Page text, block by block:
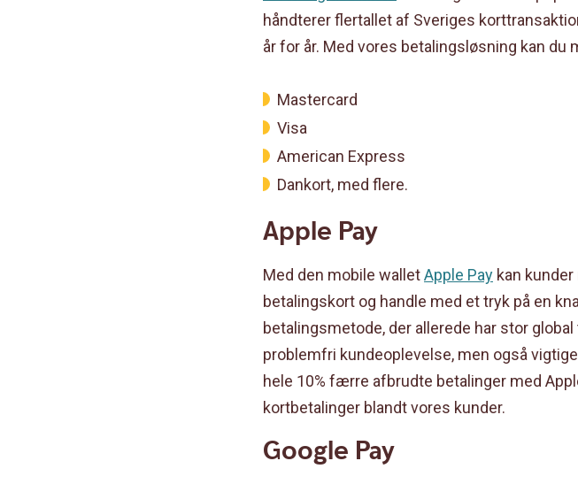
håndterer flertallet af Sveriges
år for år. Med vores betalingsløsning kan du
Mastercard
Visa
American Express
Dankort, med flere.
Apple Pay
Med den mobile walletApple Pay kan
betalingskort og handle med et tryk på en
betalingsmetode, der allerede har stor
problemfri kundeoplevelse, men også
hele 10% færre afbrudte betalinger med
kortbetalinger blandt vores kunder.
Google Pay